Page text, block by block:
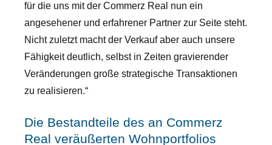
für die uns mit der Commerz Real nun ein
angesehener und erfahrener Partner zur Seite steht.
Nicht zuletzt macht der Verkauf aber auch unsere
Fähigkeit deutlich, selbst in Zeiten gravierender
Veränderungen große strategische Transaktionen
zu realisieren.“
Die Bestandteile des an Commerz
Real veräußerten Wohnportfolios